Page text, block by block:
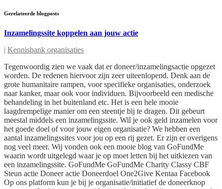
Gerelateerde blogposts
Inzamelingssite koppelen aan jouw actie
| Kennisbank organisaties
Tegenwoordig zien we vaak dat er doneer/inzamelingsactie opgezet
worden. De redenen hiervoor zijn zeer uiteenlopend. Denk aan de
grote humanitaire rampen, voor specifieke organisaties, onderzoek
naar kanker, maar ook voor individuen. Bijvoorbeeld een medische
behandeling in het buitenland etc. Het is een hele mooie
laagdrempelige manier om een steentje bij te dragen. Dit gebeurt
meestal middels een inzamelingssite. Wil je ook geld inzamelen voor
het goede doel of voor jouw eigen organisatie? We hebben een
aantal inzamelingssites voor jou op een rij gezet. Er zijn er overigens
nog veel meer. Wij vonden ook een mooie blog van GoFundMe
waarin wordt uitgelegd waar je op moet letten bij het uitkiezen van
een inzamelingssite. GoFundMe GoFundMe Charity Classy CBF
Steun actie Doneer actie Doneerdoel One2Give Kentaa Facebook
Op ons platform kun je bij je organisatie/initiatief de doneerknop